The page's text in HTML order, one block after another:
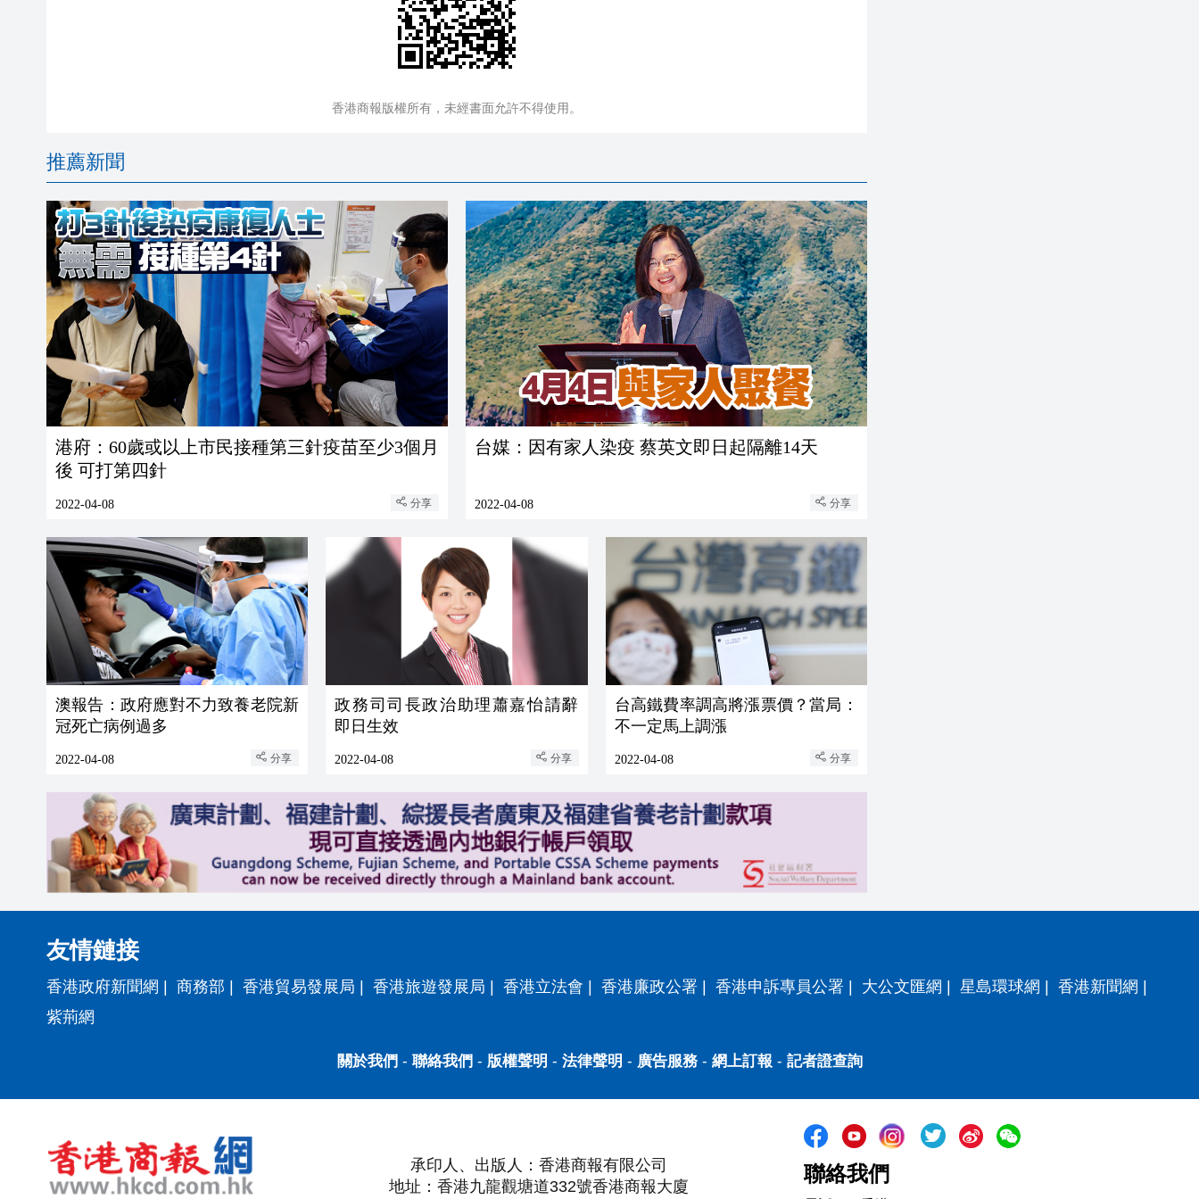
香港商報版權所有，未經書面允許不得使用。
推薦新聞
港府：60歲或以上市民接種第三針疫苗至少3個月
後 可打第四針
2022-04-08 分享
台媒：因有家人染疫 蔡英文即日起隔離14天
2022-04-08 分享
澳報告：政府應對不力致養老院新
冠死亡病例過多
2022-04-08 分享
政務司司長政治助理蕭嘉怡請辭
即日生效
2022-04-08 分享
台高鐵費率調高將漲票價？當局：
不一定馬上調漲
2022-04-08 分享
友情鏈接
香港政府新聞網 商務部 香港貿易發展局 香港旅遊發展局 香港立法會 香港廉政公署 香港申訴專員公署 大公文匯網 星島環球網 香港新聞網
紫荊網
關於我們 - 聯絡我們 - 版權聲明 - 法律聲明 - 廣告服務- 網上訂報 - 記者證查詢
承印人、出版人：香港商報有限公司
地址：香港九龍觀塘道332號香港商報大廈
聯絡我們